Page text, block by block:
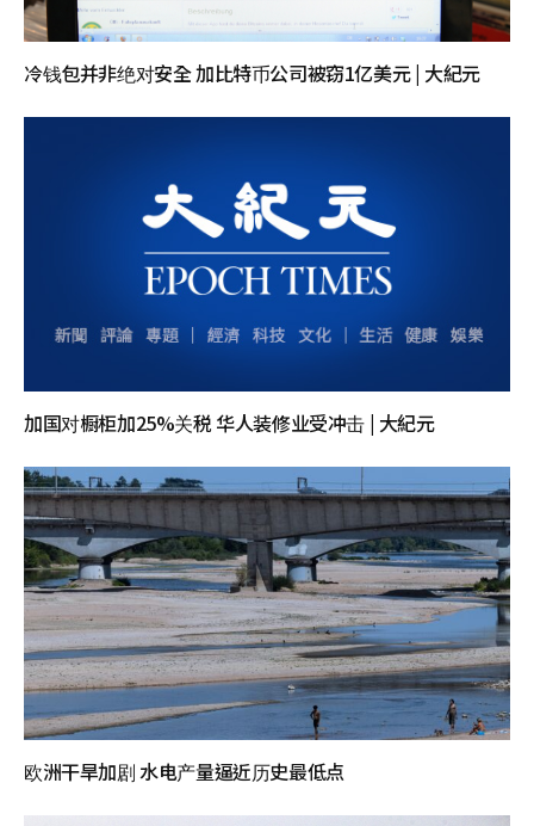
冷钱包并非绝对安全 加比特币公司被窃1亿美元 | 大紀元
加国对橱柜加25%关税 华人装修业受冲击 | 大紀元
欧洲干旱加剧 水电产量逼近历史最低点